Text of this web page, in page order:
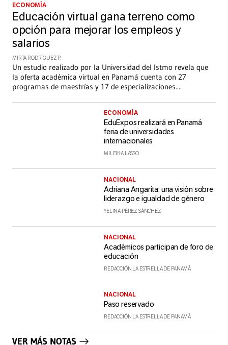
ECONOMÍA
Educación virtual gana terreno como
opción para mejorar los empleos y
salarios
MIRTA RODRÍGUEZ P.
Un estudio realizado por la Universidad del Istmo revela que
la oferta académica virtual en Panamá cuenta con 27
programas de maestrías y 17 de especializaciones....
ECONOMÍA
EduExpos realizará en Panamá
feria de universidades
internacionales
MILEIKA LASSO
NACIONAL
Adriana Angarita: una visión sobre
liderazgo e igualdad de género
YELINA PÉREZ SÁNCHEZ
NACIONAL
Académicos participan de foro de
educación
REDACCIÓN LA ESTRELLA DE PANAMÁ
NACIONAL
Paso reservado
REDACCIÓN LA ESTRELLA DE PANAMÁ
VER MÁS NOTAS